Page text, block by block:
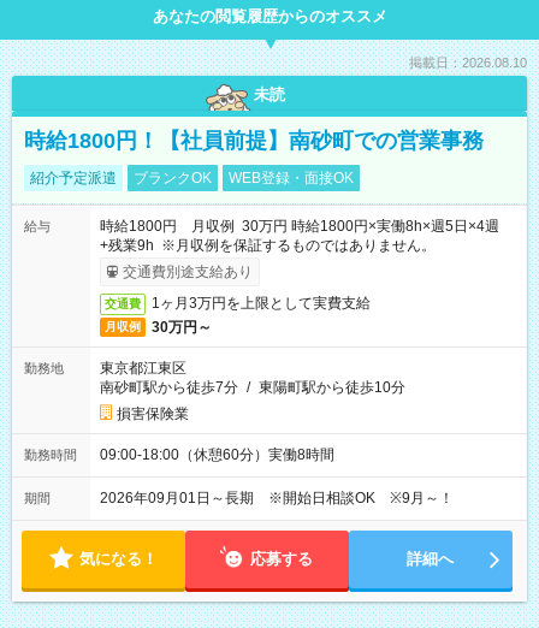
あなたの閲覧履歴からのオススメ
掲載日：2026.08.10
未読
時給1800円！【社員前提】南砂町での営業事務
紹介予定派遣 ブランクOK WEB登録・面接OK
給与
時給1800円 月収例 30万円 時給1800円×実働8h×週5日×4週
+残業9h ※月収例を保証するものではありません。
交通費別途支給あり
交通費 1ヶ月3万円を上限として実費支給
月収例 30万円～
勤務地
東京都江東区
南砂町駅から徒歩7分 / 東陽町駅から徒歩10分
損害保険業
勤務時間 09:00-18:00（休憩60分）実働8時間
期間 2026年09月01日～長期 ※開始日相談OK ※9月～！
気になる！ 応募する 詳細へ